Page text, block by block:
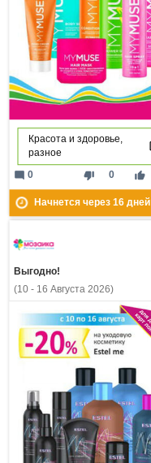
Красота и здоровье,
разное
thumb_down 0 thumb_up
mode_comment 0
Начнется через 16дней
Выгодно!
(10 - 16 Августа 2026)